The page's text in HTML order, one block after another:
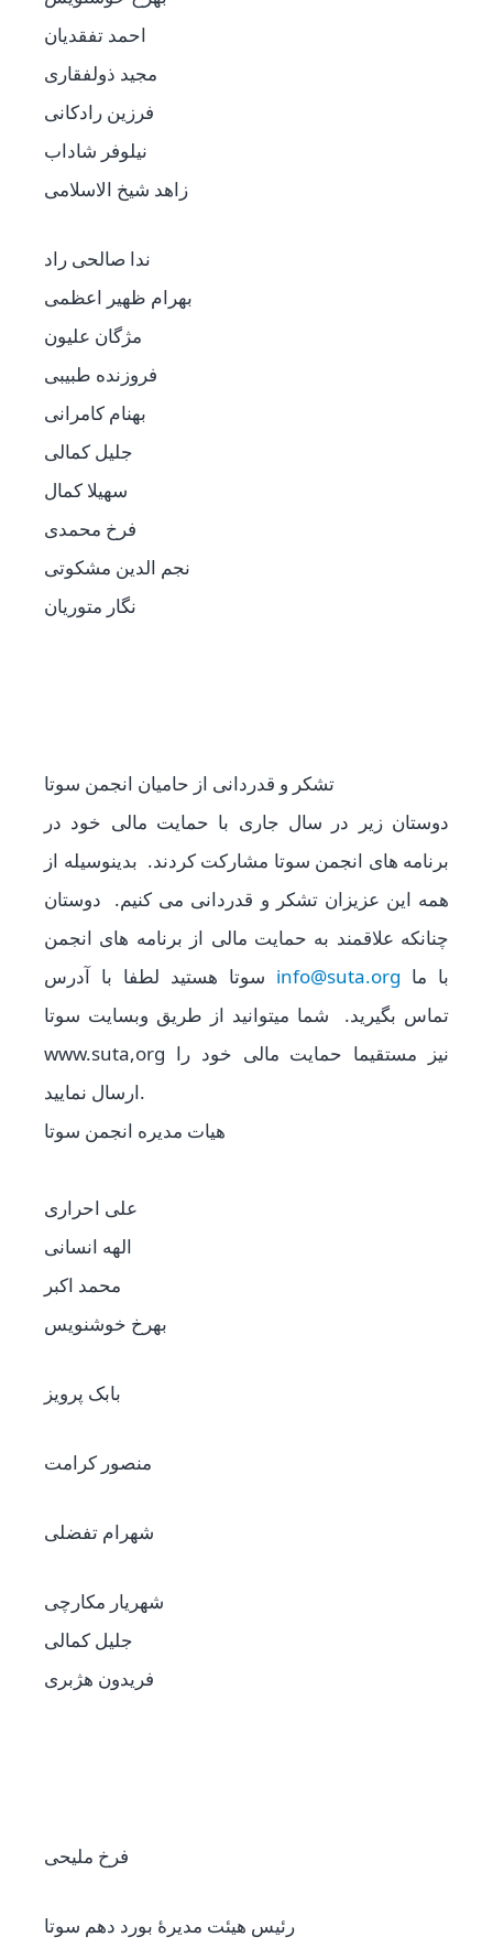
احمد تفقدیان
مجید ذولفقاری
فرزین رادکانی
نیلوفر شاداب
زاهد شیخ الاسلامی
ندا صالحی راد
بهرام ظهیر اعظمی
مژگان علیون
فروزنده طبیبی
بهنام کامرانی
جلیل کمالی
سهیلا کمال
فرخ محمدی
نجم الدین مشکوتی
نگار متوریان
تشکر و قدردانی از حامیان انجمن سوتا
دوستان زیر در سال جاری با حمایت مالی خود در
برنامه های انجمن سوتا مشارکت کردند. بدینوسیله از
همه این عزیزان تشکر و قدردانی می کنیم. دوستان
چنانکه علاقمند به حمایت مالی از برنامه های انجمن
info@suta.org
تماس بگیرید. شما میتوانید از طریق وبسایت سوتا
www.suta,org نیز مستقیما حمایت مالی خود را
ارسال نمایید.
هیات مدیره انجمن سوتا
علی احراری
الهه انسانی
محمد اکبر
بهرخ خوشنویس
بابک پرویز
منصور کرامت
شهرام تفضلی
شهریار مکارچی
جلیل کمالی
فریدون هژبری
رئیس هیئت مدیرۀ بورد دهم سوتا